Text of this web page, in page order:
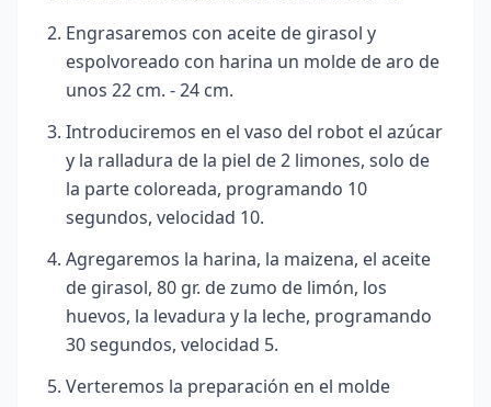
Engrasaremos con aceite de girasol y
espolvoreado con harina un molde de aro de
unos 22 cm. - 24 cm.
Introduciremos en el vaso del robot el azúcar
y la ralladura de la piel de 2 limones, solo de
la parte coloreada, programando 10
segundos, velocidad 10.
Agregaremos la harina, la maizena, el aceite
de girasol, 80 gr. de zumo de limón, los
huevos, la levadura y la leche, programando
30 segundos, velocidad 5.
Verteremos la preparación en el molde